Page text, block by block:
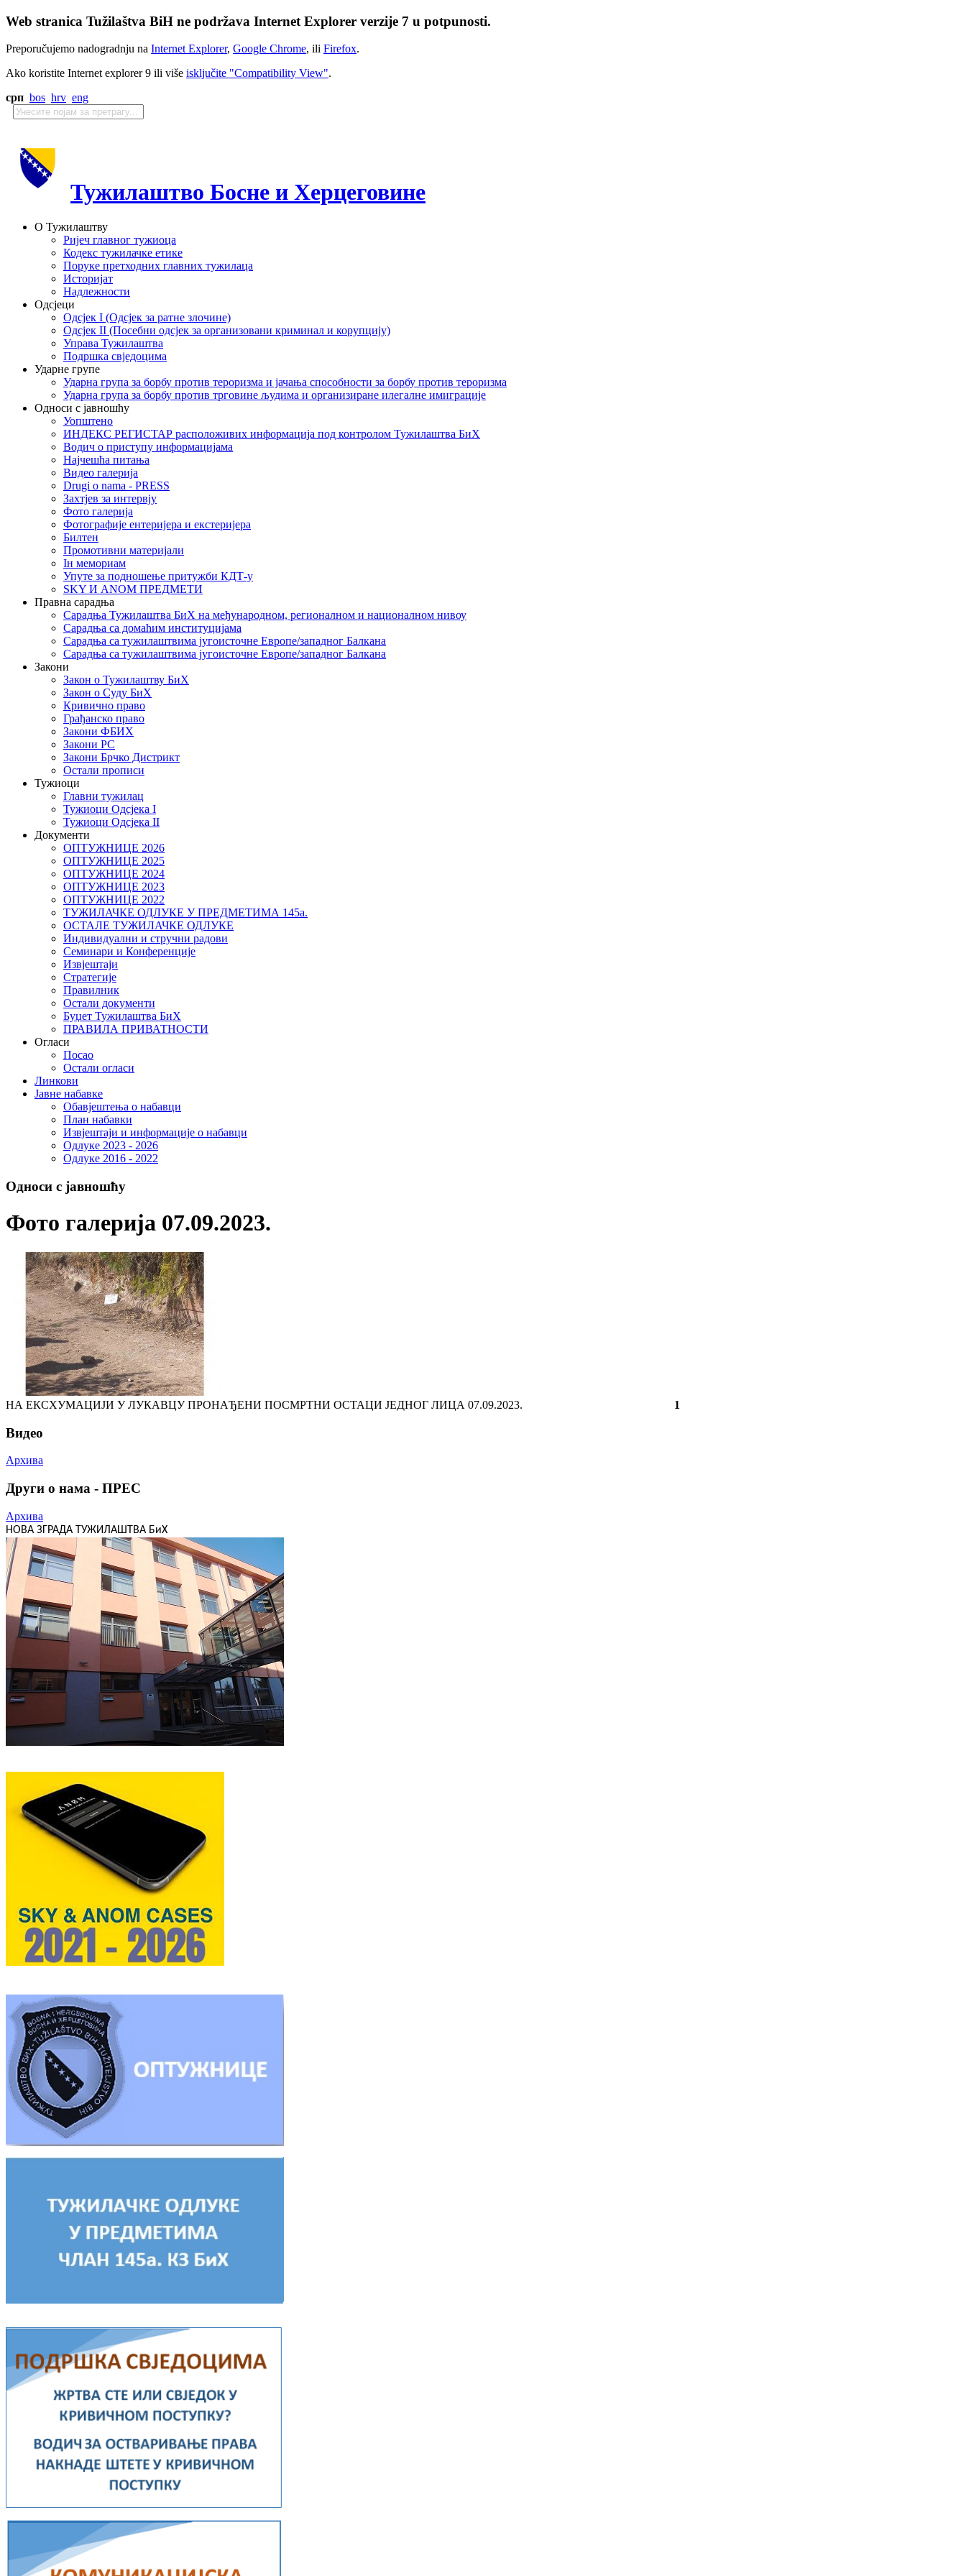
Web stranica Tužilaštva BiH ne podržava Internet Explorer verzije 7 u potpunosti.
Preporučujemo nadogradnju na Internet Explorer, Google Chrome, ili Firefox.
Ako koristite Internet explorer 9 ili više isključite "Compatibility View".
срп bos hrv eng
Тужилаштво Босне и Херцеговине
О Тужилаштву
Ријеч главног тужиоца
Кодекс тужилачке етике
Поруке претходних главних тужилаца
Историјат
Надлежности
Одсјеци
Одсјек I (Одсјек за ратне злочине)
Одсјек II (Посебни одсјек за организовани криминал и корупцију)
Управа Тужилаштва
Подршка свједоцима
Ударне групе
Ударна група за борбу против тероризма и јачања способности за борбу против тероризма
Ударна група за борбу против трговине људима и организиране илегалне имиграције
Односи с јавношћу
Уопштено
ИНДЕКС РЕГИСТАР расположивих информација под контролом Тужилаштва БиХ
Водич о приступу информацијама
Најчешћа питања
Видео галерија
Drugi o nama - PRESS
Захтјев за интервју
Фото галерија
Фотографије ентеријера и екстеријера
Билтен
Промотивни материјали
Iн мемориам
Упуте за подношење притужби КДТ-у
SKY И ANOM ПРЕДМЕТИ
Правна сарадња
Сарадња Тужилаштва БиХ на међународном, регионалном и националном нивоу
Сарадња са домаћим институцијама
Сарадња са тужилаштвима југоисточне Европе/западног Балкана
Сарадња са тужилаштвима југоисточне Европе/западног Балкана
Закони
Закон о Тужилаштву БиХ
Закон о Суду БиХ
Кривично право
Грађанско право
Закони ФБИХ
Закони РС
Закони Брчко Дистрикт
Остали прописи
Тужиоци
Главни тужилац
Тужиоци Oдсјекa I
Тужиоци Oдсјекa II
Документи
ОПТУЖНИЦЕ 2026
ОПТУЖНИЦЕ 2025
ОПТУЖНИЦЕ 2024
ОПТУЖНИЦЕ 2023
ОПТУЖНИЦЕ 2022
ТУЖИЛАЧКЕ ОДЛУКЕ У ПРЕДМЕТИМА 145а.
ОСТАЛЕ ТУЖИЛАЧКЕ ОДЛУКЕ
Индивидуални и стручни радови
Семинари и Конференције
Извјештаји
Стратегије
Правилник
Остали документи
Буџет Тужилаштва БиХ
ПРАВИЛА ПРИВАТНОСТИ
Огласи
Посао
Остали огласи
Линкови
Јавне набавке
Обавјештења о набавци
План набавки
Извјештаји и информације о набавци
Одлуке 2023 - 2026
Одлуке 2016 - 2022
Односи с јавношћу
Фото галерија 07.09.2023.
НА ЕКСХУМАЦИЈИ У ЛУКАВЦУ ПРОНАЂЕНИ ПОСМРТНИ ОСТАЦИ ЈЕДНОГ ЛИЦА 07.09.2023. 1
Видео
Архива
Други о нама - ПРЕС
Архива
НОВА ЗГРАДА ТУЖИЛАШТВА БиХ